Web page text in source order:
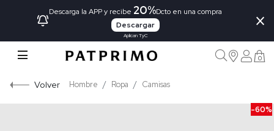
Descarga la APP y recibe 20%Dcto en una compra
Descargar
Aplican TyC
×
0
Volver Hombre Ropa Camisas
-60%